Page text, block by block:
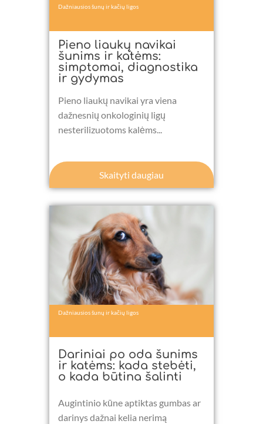
Dažniausios šunų ir kačių ligos
Pieno liaukų navikai
šunims ir katėms:
simptomai, diagnostika
ir gydymas
Pieno liaukų navikai yra viena
dažnesnių onkologinių ligų
nesterilizuotoms kalėms...
Skaityti daugiau
Dažniausios šunų ir kačių ligos
Dariniai po oda šunims
ir katėms: kada stebėti,
o kada būtina šalinti
Augintinio kūne aptiktas gumbas ar
darinys dažnai kelia nerimą